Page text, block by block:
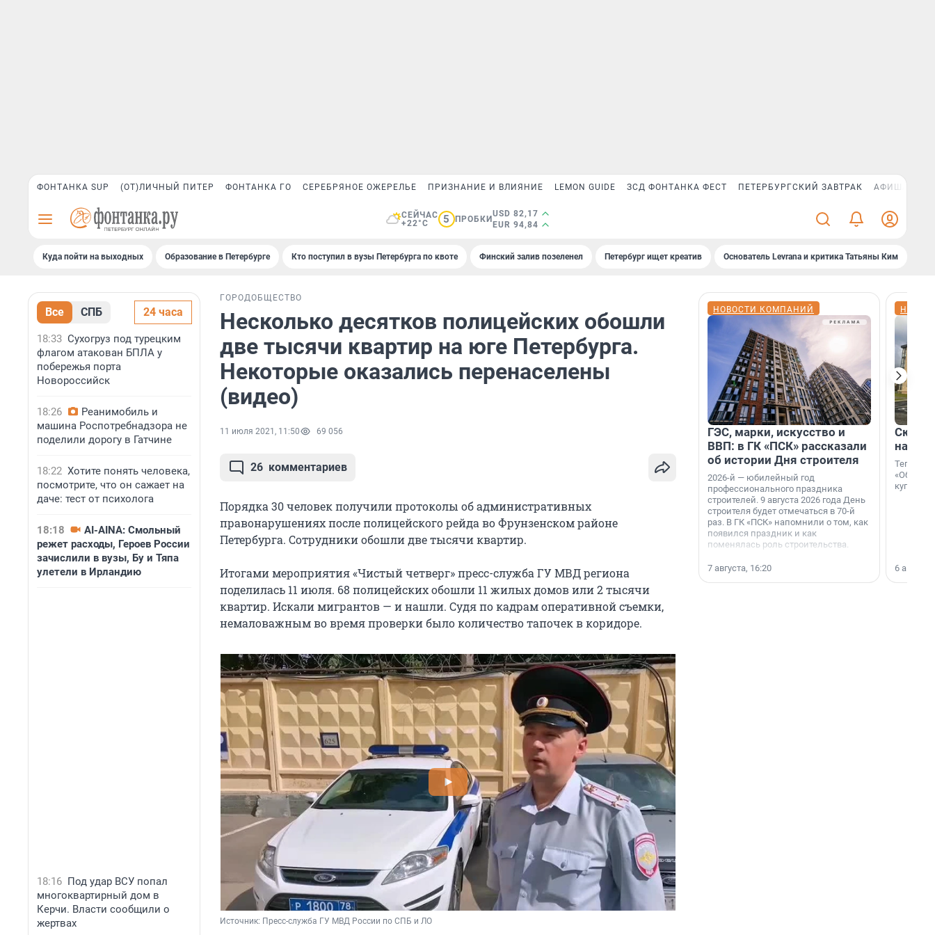
ФОНТАНКА SUP (ОТ)ЛИЧНЫЙ ПИТЕР ФОНТАНКА ГО СЕРЕБРЯНОЕ ОЖЕРЕЛЬЕ ПРИЗНАНИЕ И ВЛИЯНИЕ LEMON GUIDE ЗСД ФОНТАНКА ФЕСТ ПЕТЕРБУРГСКИЙ ЗАВТРАК АФИША PLUS
СЕЙЧАС
+22°C
5 ПРОБКИ
USD 82,17
EUR 94,84
Куда пойти на выходных Образование в Петербурге Кто поступил в вузы Петербурга по квоте Финский залив позеленел Петербург ищет креатив Основатель Levrana и критика Татьяны Ким
Все СПБ 24 часа
18:33 Сухогруз под турецким
флагом атакован БПЛА у
побережья порта
Новороссийск
18:26
Реанимобиль и
машина Роспотребнадзора не
поделили дорогу в Гатчине
18:22 Хотите понять человека,
посмотрите, что он сажает на
даче: тест от психолога
18:18
AI-AINA: Смольный
режет расходы, Героев России
зачислили в вузы, Бу и Тяпа
улетели в Ирландию
18:16 Под удар ВСУ попал
многоквартирный дом в
Керчи. Власти сообщили о
жертвах
ГОРОДОБЩЕСТВО
Несколько десятков полицейских обошли
две тысячи квартир на юге Петербурга.
Некоторые оказались перенаселены
(видео)
11 июля 2021, 11:50 69 056
26 комментариев
Порядка 30 человек получили протоколы об административных
правонарушениях после полицейского рейда во Фрунзенском районе
Петербурга. Сотрудники обошли две тысячи квартир.
Итогами мероприятия «Чистый четверг» пресс-служба ГУ МВД региона
поделилась 11 июля. 68 полицейских обошли 11 жилых домов или 2 тысячи
квартир. Искали мигрантов — и нашли. Судя по кадрам оперативной съемки,
немаловажным во время проверки было количество тапочек в коридоре.
Источник: Пресс-служба ГУ МВД России по СПБ и ЛО
НОВОСТИ КОМПАНИЙ
ГЭС, марки, искусство и
ВВП: в ГК «ПСК» рассказали
об истории Дня строителя
2026-й — юбилейный год
профессионального праздника
строителей. 9 августа 2026 года День
строителя будет отмечаться в 70-й
раз. В ГК «ПСК» напомнили о том, как
появился праздник и как
поменялась роль строительства.
7 августа, 16:20
на
Теперь
купить
6